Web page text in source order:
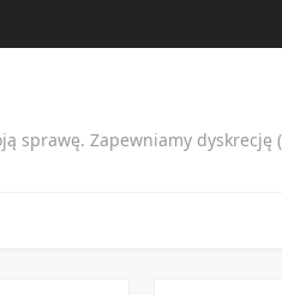
sprawę. Zapewniamy dyskrecję